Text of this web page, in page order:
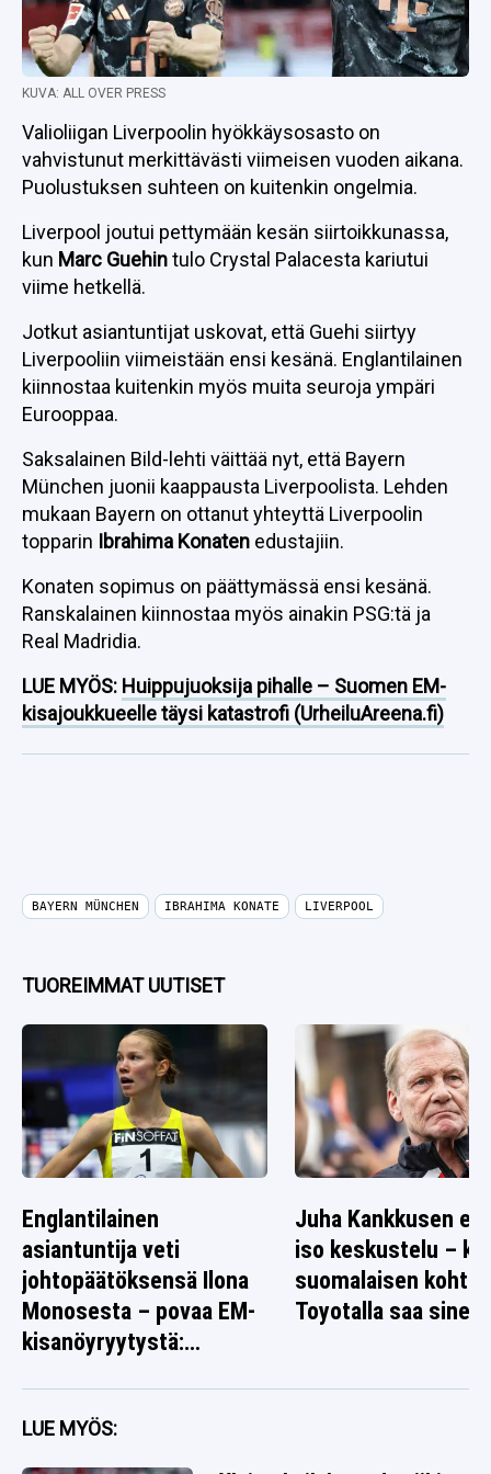
KUVA: ALL OVER PRESS
Valioliigan Liverpoolin hyökkäysosasto on
vahvistunut merkittävästi viimeisen vuoden aikana.
Puolustuksen suhteen on kuitenkin ongelmia.
Liverpool joutui pettymään kesän siirtoikkunassa,
kun Marc Guehintulo Crystal Palacesta kariutui
viime hetkellä.
Jotkut asiantuntijat uskovat, että Guehi siirtyy
Liverpooliin viimeistään ensi kesänä. Englantilainen
kiinnostaa kuitenkin myös muita seuroja ympäri
Eurooppaa.
Saksalainen Bild-lehti väittää nyt, että Bayern
München juonii kaappausta Liverpoolista. Lehden
mukaan Bayern on ottanut yhteyttä Liverpoolin
topparin Ibrahima Konaten edustajiin.
Konaten sopimus on päättymässä ensi kesänä.
Ranskalainen kiinnostaa myös ainakin PSG:tä ja
Real Madridia.
LUE MYÖS: Huippujuoksija pihalle – Suomen EM-
kisajoukkueelle täysi katastrofi (UrheiluAreena.fi)
BAYERN MÜNCHEN IBRAHIMA KONATE LIVERPOOL
TUOREIMMAT UUTISET
Englantilainen
asiantuntija veti
johtopäätöksensä Ilona
Monosesta – povaa EM-
kisanöyryytystä:
Juha Kankkusen
iso keskustelu –
suomalaisen
Toyotalla saa
LUE MYÖS: